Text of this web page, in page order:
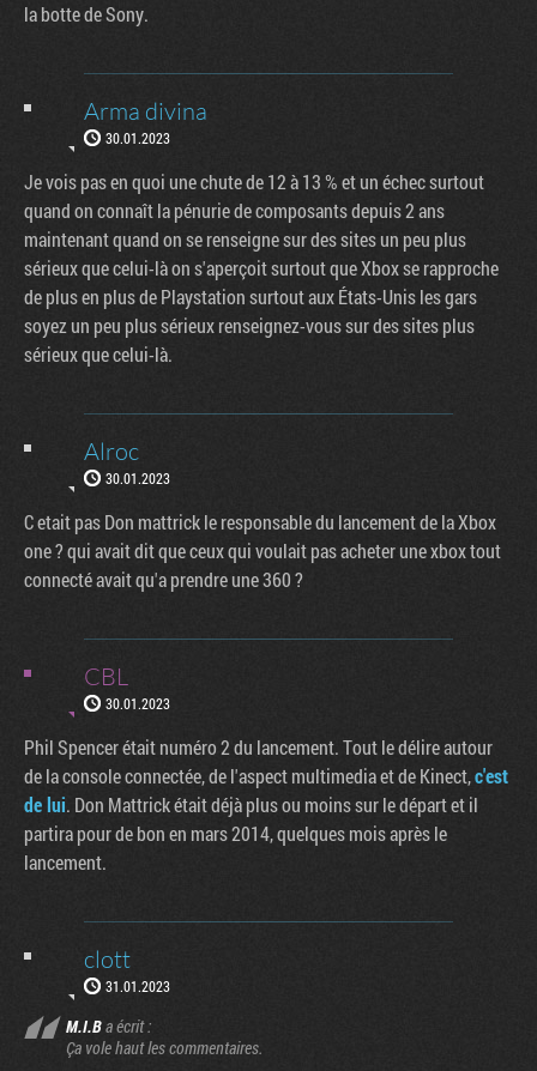
la botte de Sony.
Arma divina
30.01.2023
Je vois pas en quoi une chute de 12 à 13 % et un échec surtout
quand on connaît la pénurie de composants depuis 2 ans
maintenant quand on se renseigne sur des sites un peu plus
sérieux que celui-là on s'aperçoit surtout que Xbox se rapproche
de plus en plus de Playstation surtout aux États-Unis les gars
soyez un peu plus sérieux renseignez-vous sur des sites plus
sérieux que celui-là.
Alroc
30.01.2023
C etait pas Don mattrick le responsable du lancement de la Xbox
one ? qui avait dit que ceux qui voulait pas acheter une xbox tout
connecté avait qu'a prendre une 360 ?
CBL
30.01.2023
Phil Spencer était numéro 2 du lancement. Tout le délire autour
de la console connectée, de l'aspect multimedia et de Kinect,c'est
de lui. Don Mattrick était déjà plus ou moins sur le départ et il
partira pour de bon en mars 2014, quelques mois après le
lancement.
clott
31.01.2023
M.I.Ba écrit :
Ça vole haut les commentaires.